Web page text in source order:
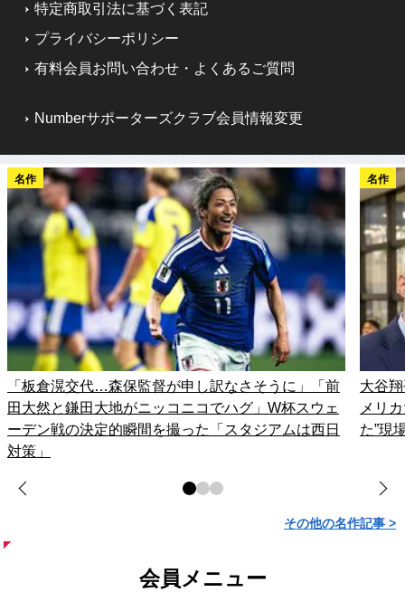
特定商取引法に基づく表記
プライバシーポリシー
有料会員お問い合わせ・よくあるご質問
Numberサポーターズクラブ会員情報変更
名作
「板倉滉交代…森保監督が申し訳なさそうに」「前
田大然と鎌田大地がニッコニコでハグ」W杯スウェ
ーデン戦の決定的瞬間を撮った「スタジアムは西日
対策」
名作
大谷
メリ
た”現
その他の名作記事 >
会員メニュー